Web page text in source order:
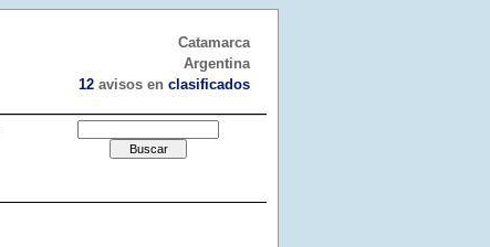
Catamarca
Argentina
12 avisos en clasificados